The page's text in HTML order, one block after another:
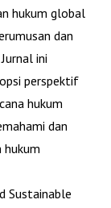
hukum global
dan
ini
perspektif
hukum
dan
Sustainable